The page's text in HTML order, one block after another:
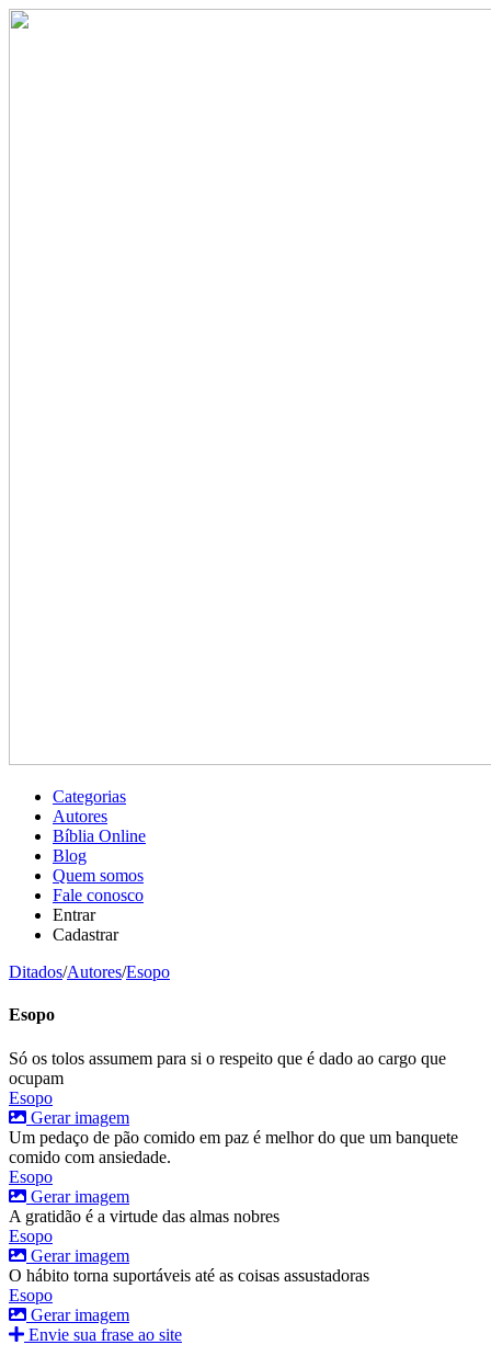
Categorias
Autores
Bíblia Online
Blog
Quem somos
Fale conosco
Entrar
Cadastrar
Ditados/Autores/Esopo
Esopo
Só os tolos assumem para si o respeito que é dado ao cargo que
ocupam
Esopo
Gerar imagem
Um pedaço de pão comido em paz é melhor do que um banquete
comido com ansiedade.
Esopo
Gerar imagem
A gratidão é a virtude das almas nobres
Esopo
Gerar imagem
O hábito torna suportáveis até as coisas assustadoras
Esopo
Gerar imagem
Envie sua frase ao site